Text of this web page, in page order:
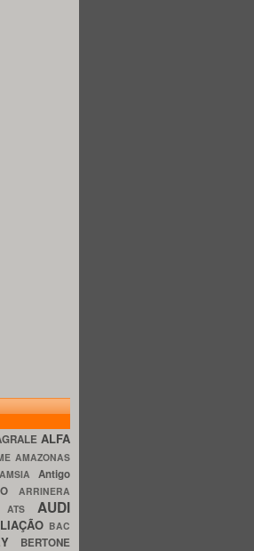
ALFA
AMAZONAS
AMSIA Antigo
ARRINERA
ATS AUDI
BAC
BERTONE